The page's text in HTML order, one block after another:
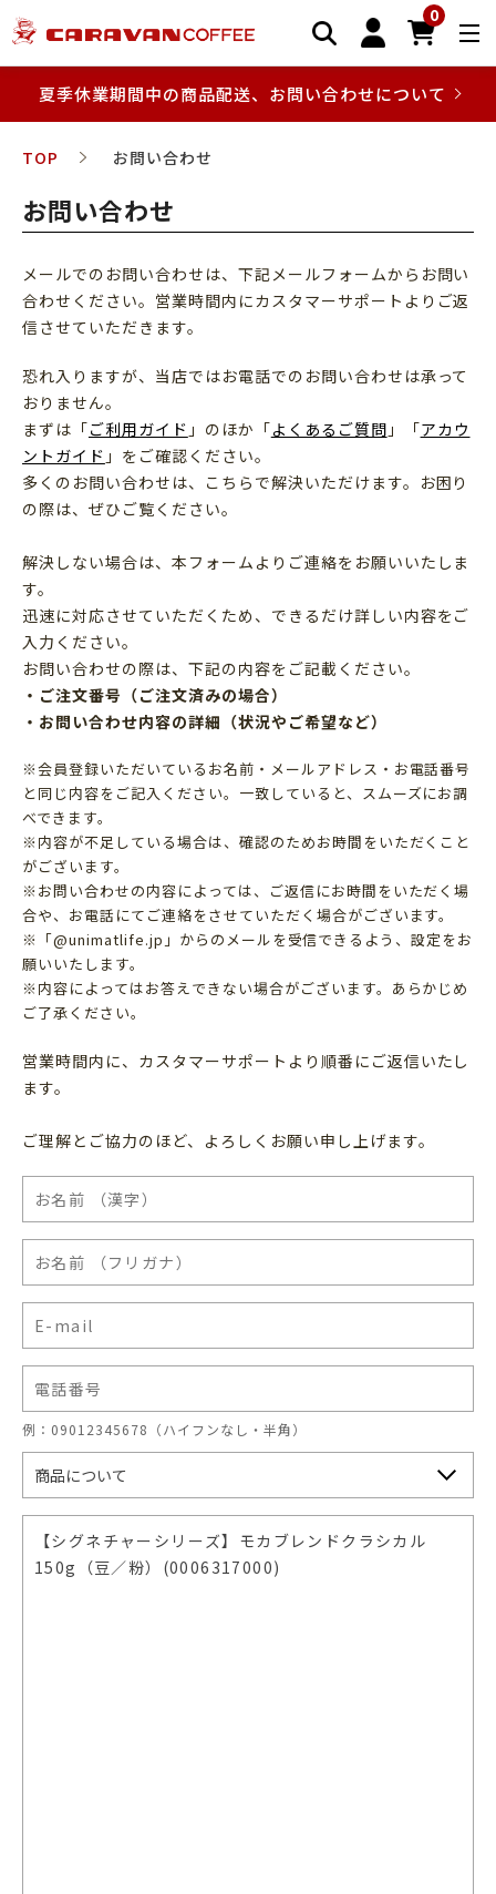
0
夏季休業期間中の商品配送、お問い合わせについて
TOP お問い合わせ
お問い合わせ
メールでのお問い合わせは、下記メールフォームからお問い
合わせください。営業時間内にカスタマーサポートよりご返
信させていただきます。
恐れ入りますが、当店ではお電話でのお問い合わせは承って
おりません。
まずは「ご利用ガイド 」のほか「よくあるご質問 」「アカウ
ントガイド 」をご確認ください。
多くのお問い合わせは、こちらで解決いただけます。お困り
の際は、ぜひご覧ください。
解決しない場合は、本フォームよりご連絡をお願いいたしま
す。
迅速に対応させていただくため、できるだけ詳しい内容をご
入力ください。
お問い合わせの際は、下記の内容をご記載ください。
・ご注文番号（ご注文済みの場合）
・お問い合わせ内容の詳細（状況やご希望など）
※会員登録いただいているお名前・メールアドレス・お電話番号
と同じ内容をご記入ください。一致していると、スムーズにお調
べできます。
※内容が不足している場合は、確認のためお時間をいただくこと
がございます。
※お問い合わせの内容によっては、ご返信にお時間をいただく場
合や、お電話にてご連絡をさせていただく場合がございます。
※「@unimatlife.jp」からのメールを受信できるよう、設定をお
願いいたします。
※内容によってはお答えできない場合がございます。あらかじめ
ご了承ください。
営業時間内に、カスタマーサポートより順番にご返信いたし
ます。
ご理解とご協力のほど、よろしくお願い申し上げます。
例：09012345678（ハイフンなし・半角）